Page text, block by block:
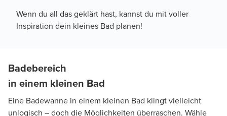
Wenn du all das geklärt hast, kannst du mit voller
Inspiration dein kleines Bad planen!
Badebereich
in einem kleinen Bad
Eine Badewanne in einem kleinen Bad klingt vielleicht
unlogisch – doch die Möglichkeiten überraschen. Wähle